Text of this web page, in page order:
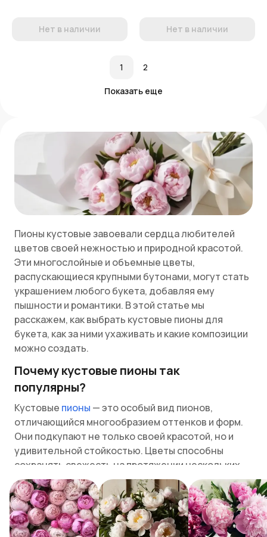
Нет в наличии Нет в наличии
1 2
Показать еще
Пионы кустовые завоевали сердца любителей
цветов своей нежностью и природной красотой.
Эти многослойные и объемные цветы,
распускающиеся крупными бутонами, могут стать
украшением любого букета, добавляя ему
пышности и романтики. В этой статье мы
расскажем, как выбрать кустовые пионы для
букета, как за ними ухаживать и какие композиции
можно создать.
Почему кустовые пионы так
популярны?
Кустовые пионы — это особый вид пионов,
отличающийся многообразием оттенков и форм.
Они подкупают не только своей красотой, но и
удивительной стойкостью. Цветы способны
сохранять свежесть на протяжении нескольких
дней, даря радость и украшая интерьер.
Кустовые пионы гармонично смотрятся как в
пышных, так и в более сдержанных композициях.
Популярность цветов объясняется их